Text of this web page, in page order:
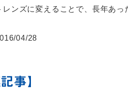
レンズに変えることで、長年あ
04/28
事】